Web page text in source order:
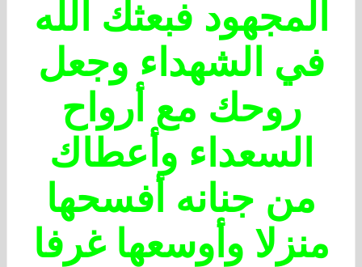
المجهود فبعثك الله
في الشهداء وجعل
روحك مع أرواح
السعداء وأعطاك
من جنانه أفسحها
منزلا وأوسعها غرفا